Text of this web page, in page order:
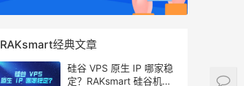
RAKsmart经典文章
硅谷 VPS 原生 IP 哪家稳
定？RAKsmart 硅谷机房